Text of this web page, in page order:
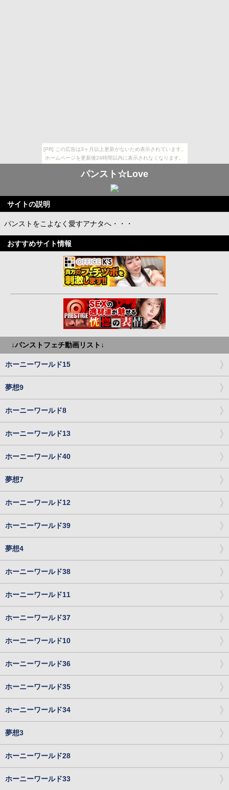
[PR] この広告は3ヶ月以上更新がないため表示されています。
ホームページを更新後24時間以内に表示されなくなります。
パンスト☆Love
サイトの説明
パンストをこよなく愛すアナタへ・・・
おすすめサイト情報
↓パンストフェチ動画リスト↓
ホーニーワールド15
夢想9
ホーニーワールド8
ホーニーワールド13
ホーニーワールド40
夢想7
ホーニーワールド12
ホーニーワールド39
夢想4
ホーニーワールド38
ホーニーワールド11
ホーニーワールド37
ホーニーワールド10
ホーニーワールド36
ホーニーワールド35
ホーニーワールド34
夢想3
ホーニーワールド28
ホーニーワールド33